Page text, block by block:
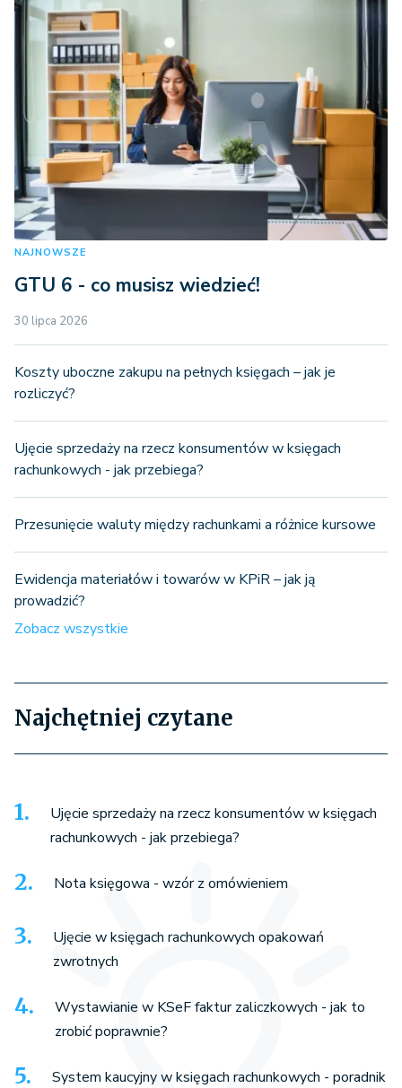
NAJNOWSZE
GTU 6 - co musisz wiedzieć!
30 lipca 2026
Koszty uboczne zakupu na pełnych księgach – jak je
rozliczyć?
Ujęcie sprzedaży na rzecz konsumentów w księgach
rachunkowych - jak przebiega?
Przesunięcie waluty między rachunkami a różnice kursowe
Ewidencja materiałów i towarów w KPiR – jak ją
prowadzić?
Zobacz wszystkie
Najchętniej czytane
Ujęcie sprzedaży na rzecz konsumentów w księgach
rachunkowych - jak przebiega?
Nota księgowa - wzór z omówieniem
Ujęcie w księgach rachunkowych opakowań
zwrotnych
Wystawianie w KSeF faktur zaliczkowych - jak to
zrobić poprawnie?
System kaucyjny w księgach rachunkowych - poradnik